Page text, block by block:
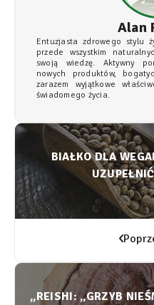
Alan
Entuzjasta zdrowego stylu
przede wszystkim
swoją wiedzę. Aktywny
nowych produktów,
zarazem wyjątkowe
świadomego życia.
BIAŁKO DLA
,,REISHI: „GRZYB